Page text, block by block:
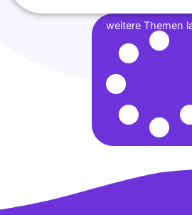
weitere Themen